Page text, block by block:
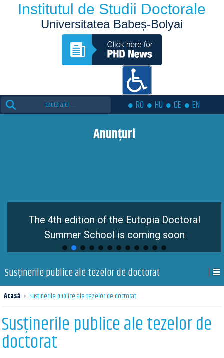
Institutul de Studii Doctorale
Universitatea Babeș-Bolyai
Search
for:
RO HU GE EN
Anunțuri
The 4th edition of the Eutopia Doctoral
Summer School is coming soon
Susţinerile publice ale tezelor de doctorat
Acasă › Susţinerile publice ale tezelor de doctorat
Susţinerile publice ale tezelor de
doctorat